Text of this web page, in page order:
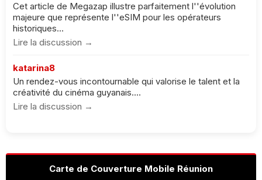
Cet article de Megazap illustre parfaitement l''évolution
majeure que représente l''eSIM pour les opérateurs
historiques...
Lire la discussion →
katarina8
Un rendez-vous incontournable qui valorise le talent et la
créativité du cinéma guyanais....
Lire la discussion →
Carte de Couverture Mobile Réunion